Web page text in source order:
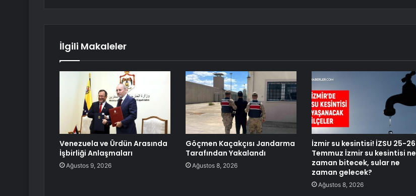
İlgili Makaleler
Venezuela ve Ürdün Arasında
İşbirliği Anlaşmaları
Ağustos 9, 2026
Göçmen Kaçakçısı Jandarma
Tarafından Yakalandı
Ağustos 8, 2026
İzmir su kesintisi! İZSU 25-26
Temmuz İzmir su kesintisi ne
zaman bitecek, sular ne
zaman gelecek?
Ağustos 8, 2026